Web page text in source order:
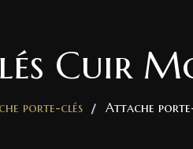
Cuir
porte-clés Attache